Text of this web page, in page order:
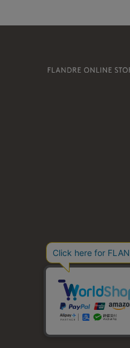
© FLANDRE CO., LTD.